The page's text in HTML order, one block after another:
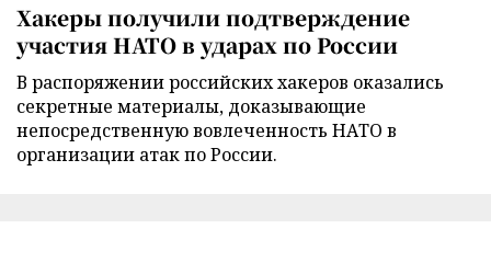
Хакеры получили подтверждение
участия НАТО в ударах по России
В распоряжении российских хакеров оказались
секретные материалы, доказывающие
непосредственную вовлеченность НАТО в
организации атак по России.